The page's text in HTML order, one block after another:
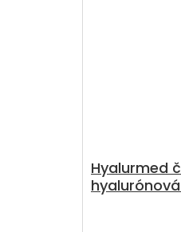
Hyalurmed
hyalurónová